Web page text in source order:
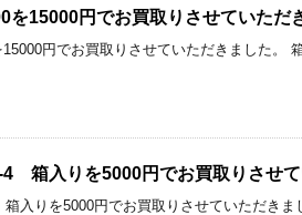
を15000円でお買取りさせていただ
15000円でお買取りさせていただきました。
箱入りを5000円でお買取りさせて
入りを5000円でお買取りさせていただきま